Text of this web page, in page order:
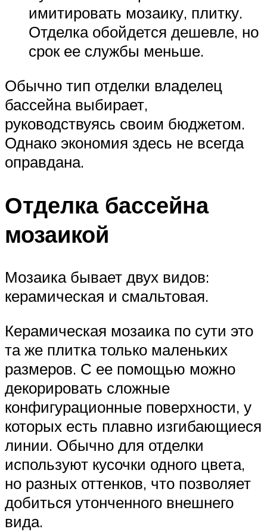
имитировать мозаику, плитку.
Отделка обойдется дешевле, но
срок ее службы меньше.
Обычно тип отделки владелец
бассейна выбирает,
руководствуясь своим бюджетом.
Однако экономия здесь не всегда
оправдана.
Отделка бассейна
мозаикой
Мозаика бывает двух видов:
керамическая и смальтовая.
Керамическая мозаика по сути это
та же плитка только маленьких
размеров. С ее помощью можно
декорировать сложные
конфигурационные поверхности, у
которых есть плавно изгибающиеся
линии. Обычно для отделки
используют кусочки одного цвета,
но разных оттенков, что позволяет
добиться утонченного внешнего
вида.